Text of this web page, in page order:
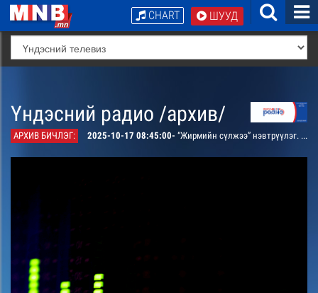
ШУУД
CHART
Үндэсний радио /архив/
АРХИВ БИЧЛЭГ: 2025-10-17 08:45:00- “Жирмийн сүлжээ” нэвтрүүлэг. “Шүлгийн энгэрт нутагтай миний ижий” уянгын өгүүлэмж